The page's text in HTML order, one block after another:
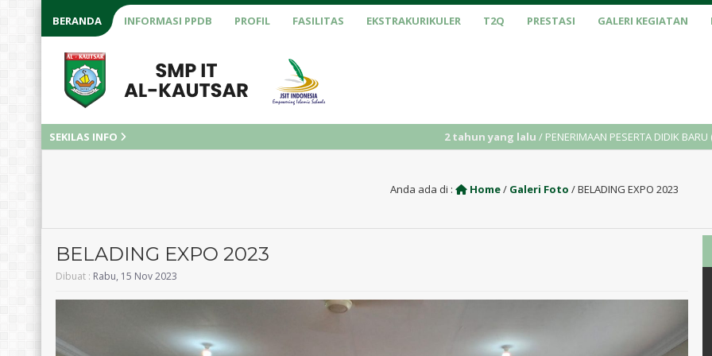
BERANDA INFORMASI PPDB PROFIL FASILITAS EKSTRAKURIKULER T2Q PRESTASI GALERI KEGIATAN
SEKILAS INFO / PENERIMAAN PESERTA DIDIK BARU (PPDB) TAHUN AJARAN
Anda ada di : Home/ Galeri Foto /BELADING EXPO 2023
BELADING EXPO 2023
Dibuat : Rabu, 15 Nov 2023